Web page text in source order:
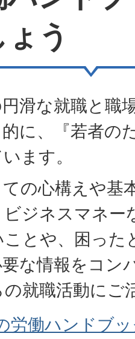
う
滑な就職と職
に、『若者の
ます。
の心構えや基
ジネスマネー
とや、困った
な情報をコン
就職活動にご
労働ハンドブ